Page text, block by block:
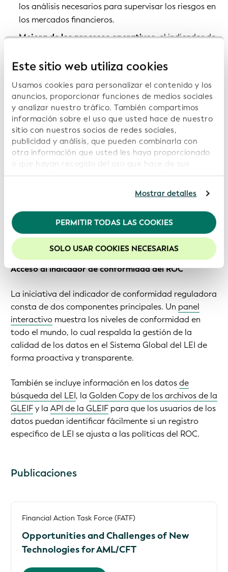
Este sitio web utiliza cookies
Usamos cookies para personalizar el contenido y los
anuncios, proporcionar funciones de medios sociales
y analizar nuestro tráfico. También compartimos
información sobre el uso que usted hace de nuestro
sitio con nuestros socios de redes sociales,
publicidad y análisis, que pueden combinarla con
otra información que usted les haya proporcionado
o que hayan recogido del uso que hace de sus
servicios. Si continúa usando nuestro sitio web,
Política de
privacidad.
Recomendamos mantener activadas las cookies
para mejorar la experiencia en nuestro sitio web.
Mostrar detalles
PERMITIR TODAS LAS COOKIES
SOLO USAR COOKIES NECESARIAS
los análisis necesarios para supervisar los riesgos en
los mercados financieros.
Mejora de los procesos operativos: el indicador de
del cumplimiento normativo relevante para los
oportuno. Esto reduce los fallos en las
transacciones, disminuye los costes de
conectividad, conciliación, limpieza y agregación de
conjuntos de datos y recorta los costes de
información.
Se anima a las entidades a tomar medidas para
en el Sistema Global del LEI. Es importante destacar
sencilla y elegante de que las entidades garanticen el
cumplimiento normativo básico de una gran cantidad
de regulaciones internacionales.
Acceso al indicador de conformidad del ROC
La iniciativa del indicador de conformidad reguladora
consta de dos componentes principales. Un panel
interactivo muestra los niveles de conformidad en
todo el mundo, lo cual respalda la gestión de la
calidad de los datos en el Sistema Global del LEI de
forma proactiva y transparente.
También se incluye información en los datosde
búsqueda del LEI, la Golden Copy de los archivos de la
GLEIFy la API de la GLEIF para que los usuarios de los
datos puedan identificar fácilmente si un registro
específico de LEI se ajusta a las políticas del ROC.
Publicaciones
Financial Action Task Force (FATF)
Opportunities and Challenges of New
Technologies for AML/CFT